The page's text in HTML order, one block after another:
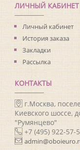
ЛИЧНЫЙ КАБИНЕТ
Личный кабинет
История заказа
Закладки
Рассылка
КОНТАКТЫ
г.Москва,
Киевского шоссе,
"Румянцево"
+7 (495) 922-57-